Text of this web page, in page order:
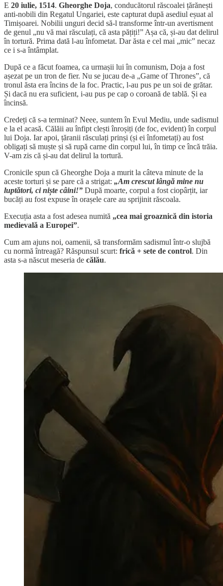
E 20 iulie, 1514. Gheorghe Doja, conducătorul răscoalei țărănești
anti-nobili din Regatul Ungariei, este capturat după asediul eșuat al
Timișoarei. Nobilii unguri decid să-l transforme într-un avertisment
de genul „nu vă mai răsculați, că asta pățiți!” Așa că, și-au dat delirul
în tortură. Prima dată l-au înfometat. Dar ăsta e cel mai „mic” necaz
ce i s-a întâmplat.
După ce a făcut foamea, ca urmașii lui în comunism, Doja a fost
așezat pe un tron de fier. Nu se jucau de-a „Game of Thrones”, că
tronul ăsta era încins de la foc. Practic, l-au pus pe un soi de grătar.
Și dacă nu era suficient, i-au pus pe cap o coroană de tablă. Și ea
încinsă.
Credeți că s-a terminat? Neee, suntem în Evul Mediu, unde sadismul
e la el acasă. Călăii au înfipt clești înroșiți (de foc, evident) în corpul
lui Doja. Iar apoi, țăranii răsculați prinși (și ei înfometați) au fost
obligați să muște și să rupă carne din corpul lui, în timp ce încă trăia.
V-am zis că și-au dat delirul la tortură.
Cronicile spun că Gheorghe Doja a murit la câteva minute de la
aceste torturi și se pare că a strigat: „Am crescut lângă mine nu
luptători, ci niște câini!” După moarte, corpul a fost ciopârțit, iar
bucăți au fost expuse în orașele care au sprijinit răscoala.
Execuția asta a fost adesea numită „cea mai groaznică din istoria
medievală a Europei”.
Cum am ajuns noi, oamenii, să transformăm sadismul într-o slujbă
cu normă întreagă? Răspunsul scurt: frică + sete de control. Din
asta s-a născut meseria de călău.